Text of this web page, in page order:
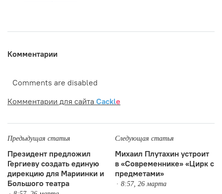
Комментарии
Comments are disabled
Комментарии для сайта Cackle
Предыдущая статья
Президент предложил
Гергиеву создать единую
дирекцию для Мариинки и
Большого театра
Следующая статья
Михаил Плутахин устроит
в «Современнике» «Цирк с
предметами»
8:57, 26 марта